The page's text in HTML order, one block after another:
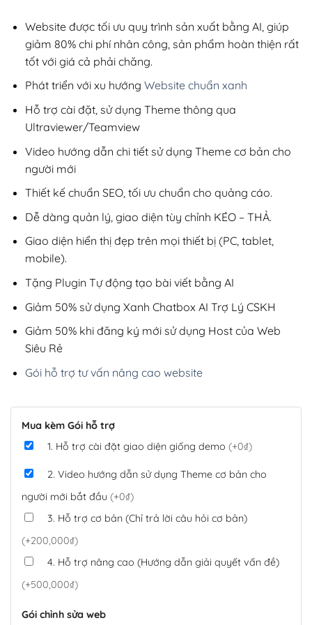
1,199,000₫.
Website được tối ưu quy trình sản xuất bằng AI, giúp
giảm 80% chi phí nhân công, sản phẩm hoàn thiện rất
tốt với giá cả phải chăng.
Phát triển với xu hướng Website chuẩn xanh
Hỗ trợ cài đặt, sử dụng Theme thông qua
Ultraviewer/Teamview
Video hướng dẫn chi tiết sử dụng Theme cơ bản cho
người mới
Thiết kế chuẩn SEO, tối ưu chuẩn cho quảng cáo.
Dễ dàng quản lý, giao diện tùy chỉnh KÉO – THẢ.
Giao diện hiển thị đẹp trên mọi thiết bị (PC, tablet,
mobile).
Tặng Plugin Tự động tạo bài viết bằng AI
Giảm 50% sử dụng Xanh Chatbox AI Trợ Lý CSKH
Giảm 50% khi đăng ký mới sử dụng Host của Web
Siêu Rẻ
Gói hỗ trợ tư vấn nâng cao website
Mua kèm Gói hỗ trợ
1. Hỗ trợ cài đặt giao diện giống demo (+0₫)
2. Video hướng dẫn sử dụng Theme cơ bản cho
người mới bắt đầu (+0₫)
3. Hỗ trợ cơ bản (Chỉ trả lời câu hỏi cơ bản)
(+200,000₫)
4. Hỗ trợ nâng cao (Hướng dẫn giải quyết vấn đề)
(+500,000₫)
Gói chỉnh sửa web